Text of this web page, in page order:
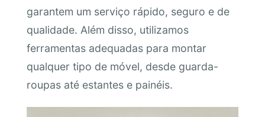
garantem um serviço rápido, seguro e de
qualidade. Além disso, utilizamos
ferramentas adequadas para montar
qualquer tipo de móvel, desde guarda-
roupas até estantes e painéis.